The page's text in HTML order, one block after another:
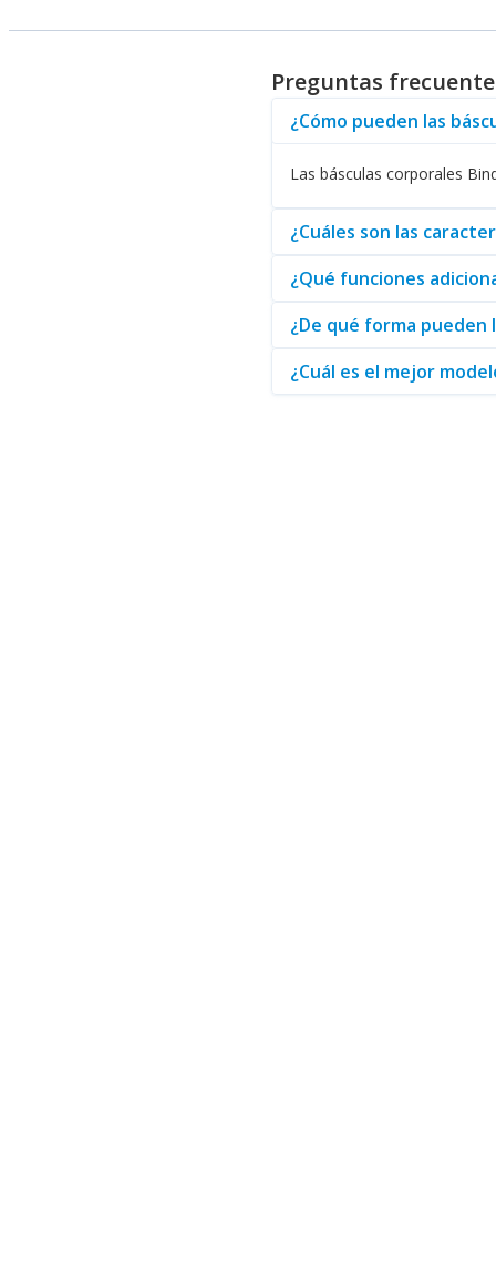
Beneficios de Utilizar
La opción debáscula
Mediciones precisas y
Diseño moderno que se
Funciones avanzadas que
Compatibilidad con
Si usted está interesado en
detalle y compromiso por la
Para aquellos que buscan
mejor en cada compra,
Preguntas
¿Cómo pueden las
Las básculas corporales
¿Cuáles son las
¿Qué funciones
¿De qué forma
¿Cuál es el mejor